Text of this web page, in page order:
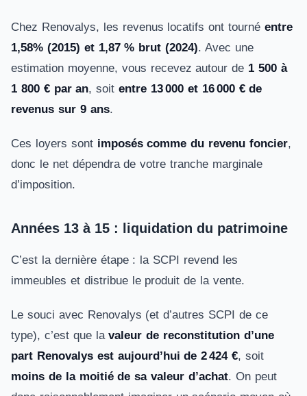
Chez Renovalys, les revenus locatifs ont tourné entre
1,58% (2015) et 1,87 % brut (2024). Avec une
estimation moyenne, vous recevez autour de 1 500 à
1 800 € par an, soitentre 13 000 et 16 000 € de
revenus sur 9 ans.
Ces loyers sont imposés comme du revenu foncier,
donc le net dépendra de votre tranche marginale
d’imposition.
Années 13 à 15 : liquidation du patrimoine
C’est la dernière étape : la SCPI revend les
immeubles et distribue le produit de la vente.
Le souci avec Renovalys (et d’autres SCPI de ce
type), c’est que lavaleur de reconstitution d’une
part Renovalys est aujourd’hui de 2 424 €, soit
moins de la moitié de sa valeur d’achat. On peut